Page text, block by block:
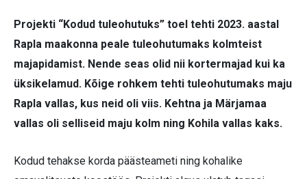
Projekti “Kodud tuleohutuks” toel tehti 2023. aastal
Rapla maakonna peale tuleohutumaks kolmteist
majapidamist. Nende seas olid nii kortermajad kui ka
üksikelamud. Kõige rohkem tehti tule­ohutumaks maju
Rapla vallas, kus neid oli viis. Kehtna ja Märjamaa
vallas oli selliseid maju kolm ning Kohila vallas kaks.
Kodud tehakse korda päästeameti ning kohalike